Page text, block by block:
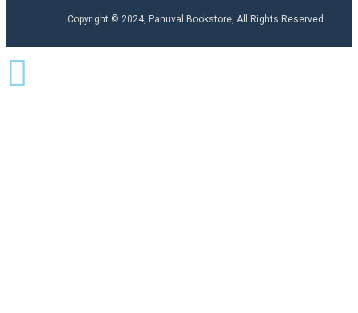
Copyright © 2024, Panuval Bookstore, All Rights Reserved